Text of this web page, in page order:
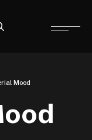
Mood